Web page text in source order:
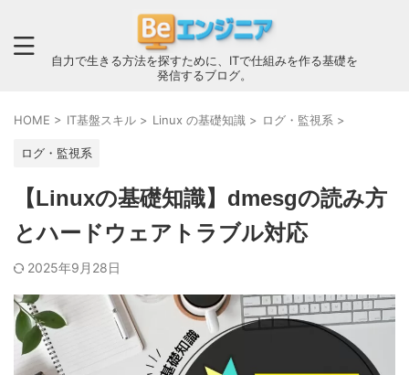
自力で生きる方法を探すために、ITで仕組みを作る基礎を
発信するブログ。
HOME > IT基盤スキル > Linux の基礎知識 > ログ・監視系 >
ログ・監視系
【Linuxの基礎知識】dmesgの読み方
とハードウェアトラブル対応
2025年9月28日